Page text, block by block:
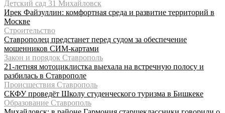
Детский сад 31 Михайловск
Ирек Файзуллин: комфортная среда и развитие территорий в
Москве
Строительство
Ставрополец предстанет перед судом за обеспечение
мошенников СИМ-картами
Закон и порядок Ставрополь
21-летняя мотоциклистка выехала на встречную полосу и
разбилась в Ставрополе
Происшествия Ставрополь
СКФУ проведёт Школу студенческого туризма в Бишкеке
Образование Ставрополь